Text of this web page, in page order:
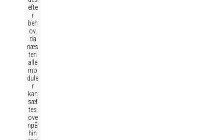
efte
r
beh
ov,
da
næs
ten
alle
mo
dule
r
kan
sæt
tes
ove
npå
hin